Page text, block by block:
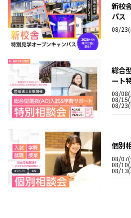
新校
パス
08/23(
総合
ート
08/08(
08/15(
08/23(
個別
08/07(
08/10(
08/13(